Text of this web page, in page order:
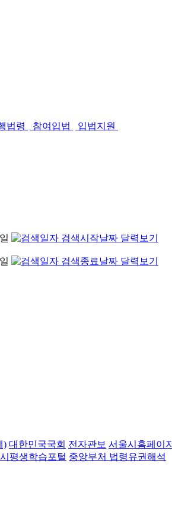
법령 참여입법
입법지원
일
일
) 대한민국국회 전자관보 서울시홈페이지
평생학습포털 중앙부처 법령유권해석